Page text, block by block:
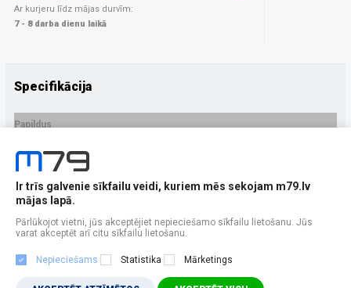
Ar kurjeru līdz mājas durvīm:
7 - 8 darba dienu laikā
Specifikācija
Papildus
Ražotājs
PRECES APRAKSTS
EAN - 5903108584050
Ir trīs galvenie sīkfailu veidi, kuriem mēs sekojam m79.lv
mājas lapā.
Pārlūkojot vietni, jūs akceptējiet nepieciešamo sīkfailu lietošanu. Jūs
varat akceptēt arī citu sīkfailu lietošanu.
Nepieciešams Statistika Mārketings